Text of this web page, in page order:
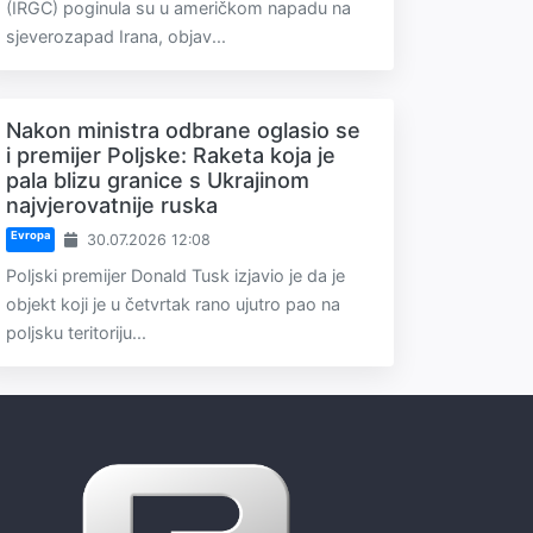
(IRGC) poginula su u američkom napadu na
sjeverozapad Irana, objav...
Nakon ministra odbrane oglasio se
i premijer Poljske: Raketa koja je
pala blizu granice s Ukrajinom
najvjerovatnije ruska
Evropa 30.07.2026 12:08
Poljski premijer Donald Tusk izjavio je da je
objekt koji je u četvrtak rano ujutro pao na
poljsku teritoriju...